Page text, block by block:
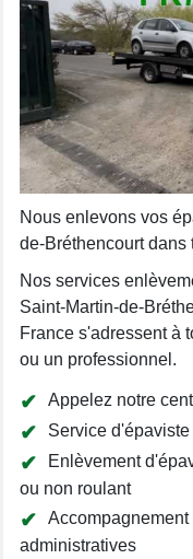
Nous enlevons vos
de-Bréthencourt dans
Nos services
Saint-Martin-de-
France s'adressent à
ou un professionnel.
Appelez notre
Service
Enlèvement
ou non roulant
administratives